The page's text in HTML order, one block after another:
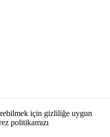
için gizliliğe uygun
politikamızı